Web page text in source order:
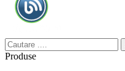
Produse